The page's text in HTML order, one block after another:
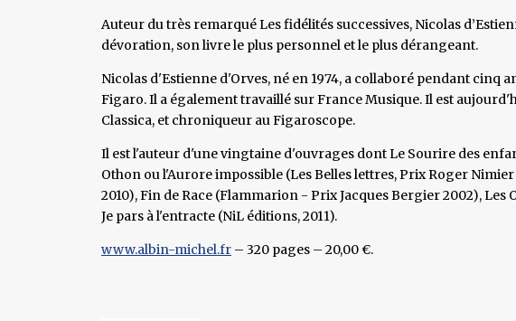
Auteur du très remarqué Les fidélités successives, Nicolas
dévoration, son livre le plus personnel et le plus dérangeant.
Nicolas d'Estienne d'Orves, né en 1974, a collaboré pendant cinq
Figaro. Il a également travaillé sur France Musique. Il est
Classica, et chroniqueur au Figaroscope.
Il est l'auteur d'une vingtaine d'ouvrages dont Le Sourire des
Othon ou l'Aurore impossible (Les Belles lettres, Prix Roger
2010), Fin de Race (Flammarion - Prix Jacques Bergier 2002), Les
Je pars à l'entracte (NiL éditions, 2011).
www.albin-michel.fr – 320 pages – 20,00 €.